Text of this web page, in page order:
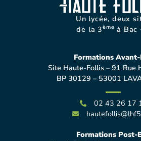
Un lycée, deux
de la 3ème à Bac
Formations Avant-
Site Haute-Follis – 91 Rue
BP 30129 – 53001
02 43 26 17
Formations Post-